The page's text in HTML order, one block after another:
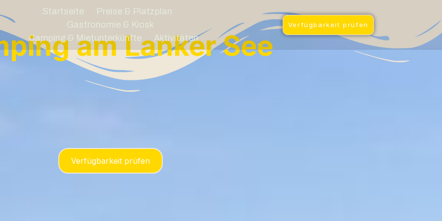
Startseite
Preise & Platzplan
Gastronomie & Kiosk
Camping & Mietunterkünfte
Aktivitäten
Verfügbarkeit prüfen
am Lanker See
Verfügbarkeit prüfen